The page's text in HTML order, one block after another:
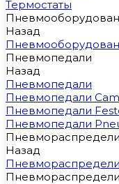
Термостаты
Назад
Пневмопедали
Назад
Пневмопедали
Пневмопедали
Пневмопедали
Пневмопедали
Назад